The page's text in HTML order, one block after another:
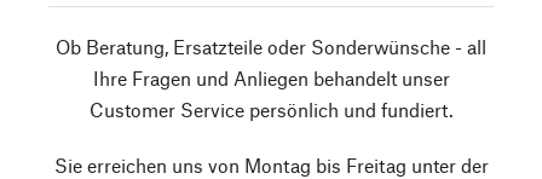
Ob Beratung, Ersatzteile oder Sonderwünsche - all
Ihre Fragen und Anliegen behandelt unser
Customer Service persönlich und fundiert.
Sie erreichen uns von Montag bis Freitag unter der